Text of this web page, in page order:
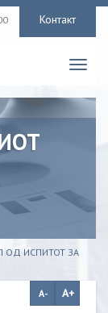
Контакт
ОД ИСПИТОТ ЗА